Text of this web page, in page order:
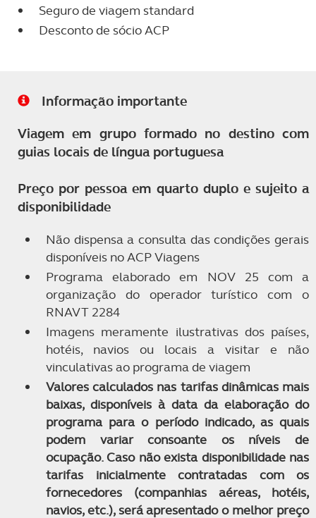
Seguro de viagem standard
Desconto de sócio ACP
Informação importante
Viagem em grupo formado no destino com
guias locais de língua portuguesa
Preço por pessoa em quarto duplo e sujeito a
disponibilidade
Não dispensa a consulta das condições gerais
disponíveis no ACP Viagens
Programa elaborado em NOV 25 com a
organização do operador turístico com o
RNAVT 2284
Imagens meramente ilustrativas dos países,
hotéis, navios ou locais a visitar e não
vinculativas ao programa de viagem
Valores calculados nas tarifas dinâmicas mais
baixas, disponíveis à data da elaboração do
programa para o período indicado, as quais
podem variar consoante os níveis de
ocupação. Caso não exista disponibilidade nas
tarifas inicialmente contratadas com os
fornecedores (companhias aéreas, hotéis,
navios, etc.), será apresentado o melhor preço